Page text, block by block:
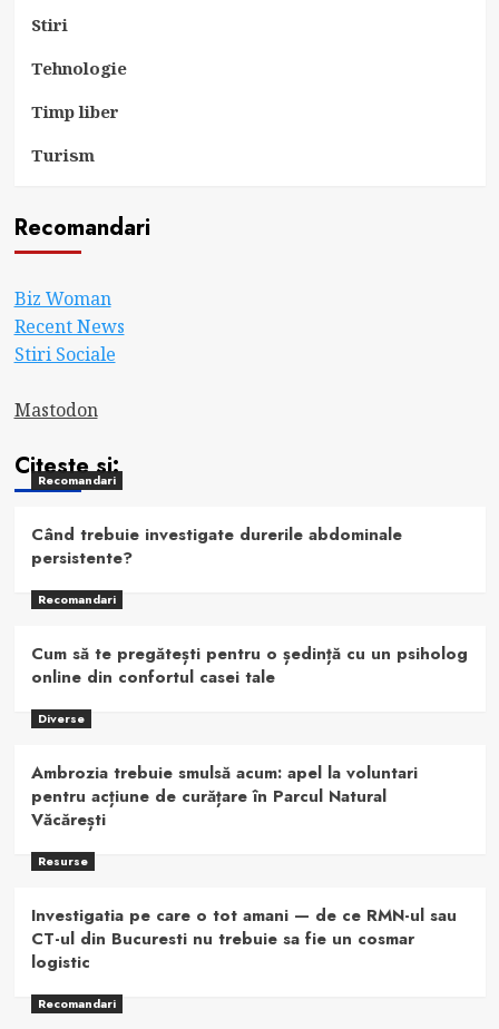
Stiri
Tehnologie
Timp liber
Turism
Recomandari
Biz Woman
Recent News
Stiri Sociale
Mastodon
Citeste si:
Recomandari
Când trebuie investigate durerile abdominale
persistente?
Recomandari
Cum să te pregătești pentru o ședință cu un psiholog
online din confortul casei tale
Diverse
Ambrozia trebuie smulsă acum: apel la voluntari
pentru acțiune de curățare în Parcul Natural
Văcărești
Resurse
Investigatia pe care o tot amani — de ce RMN-ul sau
CT-ul din Bucuresti nu trebuie sa fie un cosmar
logistic
Recomandari